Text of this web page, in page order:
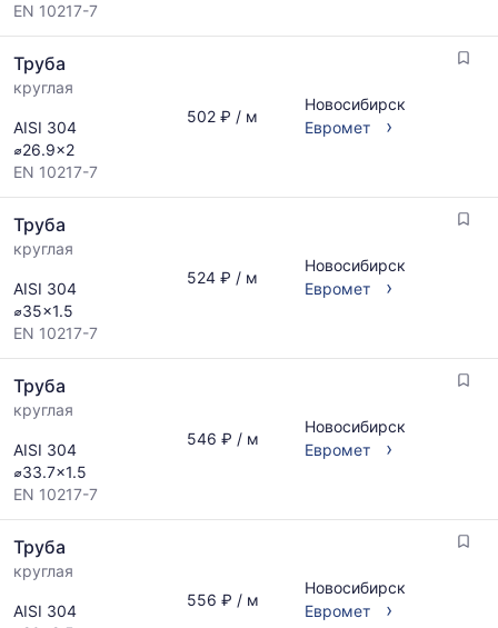
EN 10217-7
Труба
круглая
AISI 304
⌀26.9x2
EN 10217-7
502 ₽ / м
Новосибирск
Евромет
›
Труба
круглая
AISI 304
⌀35x1.5
EN 10217-7
524 ₽ / м
Новосибирск
Евромет
›
Труба
круглая
AISI 304
⌀33.7x1.5
EN 10217-7
546 ₽ / м
Новосибирск
Евромет
›
Труба
круглая
AISI 304
556 ₽ / м
Новосибирск
Евромет
›